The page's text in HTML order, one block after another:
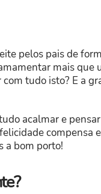
pelos pais de
mais que
tudo isto? E a
acalmar e
compensa
a bom porto!